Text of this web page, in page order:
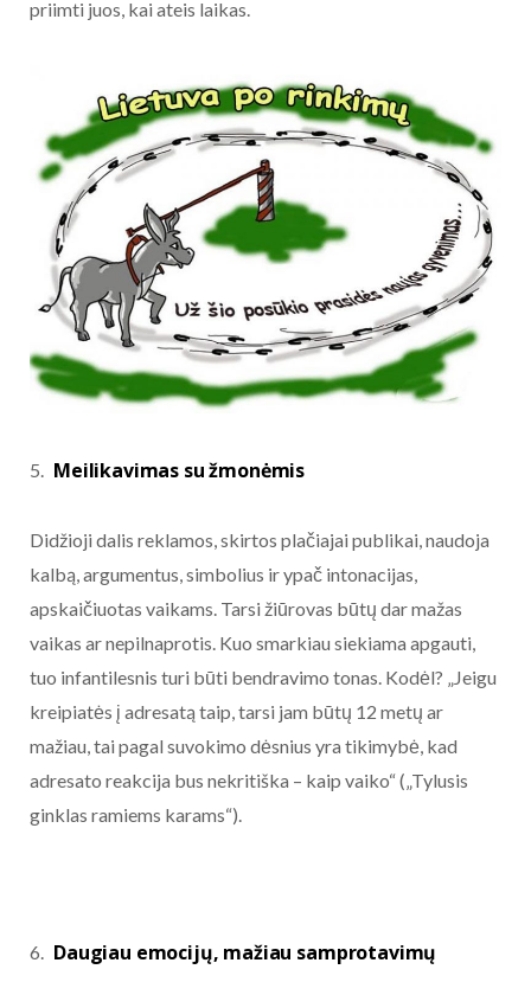
priimti juos, kai ateis laikas.
Meilikavimas su žmonėmis
Didžioji dalis reklamos, skirtos plačiajai publikai, naudoja
kalbą, argumentus, simbolius ir ypač intonacijas,
apskaičiuotas vaikams. Tarsi žiūrovas būtų dar mažas
vaikas ar nepilnaprotis. Kuo smarkiau siekiama apgauti,
tuo infantilesnis turi būti bendravimo tonas. Kodėl? „Jeigu
kreipiatės į adresatą taip, tarsi jam būtų 12 metų ar
mažiau, tai pagal suvokimo dėsnius yra tikimybė, kad
adresato reakcija bus nekritiška – kaip vaiko“ („Tylusis
ginklas ramiems karams“).
Daugiau emocijų, mažiau samprotavimų